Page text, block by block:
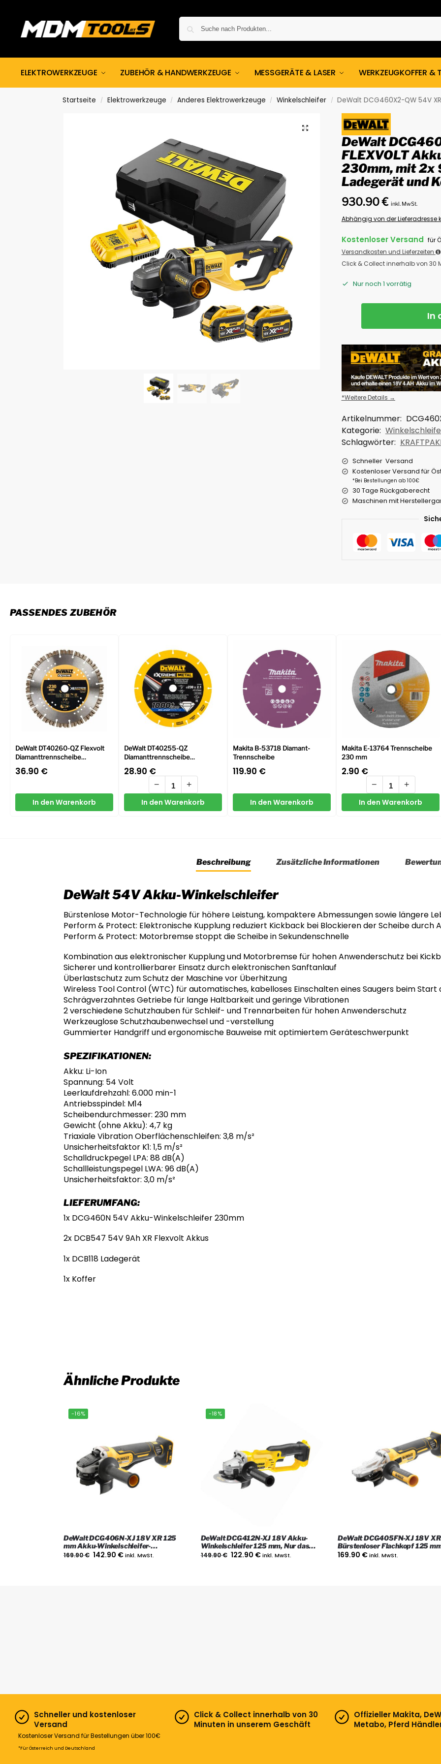
ELEKTROWERKZEUGE ZUBEHÖR & HANDWERKZEUGE MESSGERÄTE & LASER WERKZEUGKOFFER &
Startseite / Elektrowerkzeuge / Anderes Elektrowerkzeuge / Winkelschleifer / DeWalt DCG460X2-QW 54V XR FLEXVOLT
DeWalt
FLEXVOLT
230mm, mit 2x
Ladegerät und
930.90€ inkl. MwSt.
Abhängig von der Lieferadresse
Kostenloser Versand für
Versandkosten und Lieferzeiten
Click & Collect innerhalb von 30
Nur noch 1 vorrätig
In
*Weitere Details →
Artikelnummer:
Kategorie:
Schlagwörter:
Schneller Versand
Kostenloser Versand für
*Bei Bestellungen ab 100€
30 Tage Rückgaberecht
Maschinen mit
PASSENDES ZUBEHÖR
DeWalt DT40260-QZ Flexvolt
Diamanttrennscheibe
230/22.2mm
36.90 €
In den Warenkorb
DeWalt DT40255-QZ
Diamanttrennscheibe
230×1.5mm
28.90 €
−
+
In den Warenkorb
Makita B-53718 Diamant-
Trennscheibe
119.90 €
In den Warenkorb
Makita E-13764 Trennscheibe
230 mm
2.90 €
−
+
In den Warenkorb
Beschreibung Zusätzliche Informationen
DeWalt 54V Akku-Winkelschleifer
Bürstenlose Motor-Technologie für höhere Leistung, kompaktere Abmessungen sowie längere
Perform & Protect: Elektronische Kupplung reduziert Kickback bei Blockieren der Scheibe durch
Perform & Protect: Motorbremse stoppt die Scheibe in Sekundenschnelle
Kombination aus elektronischer Kupplung und Motorbremse für hohen Anwenderschutz bei
Sicherer und kontrollierbarer Einsatz durch elektronischen Sanftanlauf
Überlastschutz zum Schutz der Maschine vor Überhitzung
Wireless Tool Control (WTC) für automatisches, kabelloses Einschalten eines Saugers beim Start
Schrägverzahntes Getriebe für lange Haltbarkeit und geringe Vibrationen
2 verschiedene Schutzhauben für Schleif- und Trennarbeiten für hohen Anwenderschutz
Werkzeuglose Schutzhaubenwechsel und -verstellung
Gummierter Handgriff und ergonomische Bauweise mit optimiertem Geräteschwerpunkt
SPEZIFIKATIONEN:
Akku: Li-Ion
Spannung: 54 Volt
Leerlaufdrehzahl: 6.000 min-1
Antriebsspindel: M14
Scheibendurchmesser: 230 mm
Gewicht (ohne Akku): 4,7 kg
Triaxiale Vibration Oberflächenschleifen: 3,8 m/s²
Unsicherheitsfaktor K1: 1,5 m/s²
Schalldruckpegel LPA: 88 dB(A)
Schallleistungspegel LWA: 96 dB(A)
Unsicherheitsfaktor: 3,0 m/s²
LIEFERUMFANG:
1x DCG460N 54V Akku-Winkelschleifer 230mm
2x DCB547 54V 9Ah XR Flexvolt Akkus
1x DCB118 Ladegerät
1x Koffer
Ähnliche Produkte
-16%
DeWalt DCG406N-XJ 18V XR 125
mm Akku-Winkelschleifer-
Paddelschalter, Nur das Gerät
169.90€ 142.90 €inkl. MwSt.
-18%
DeWalt DCG412N-XJ 18V Akku-
Winkelschleifer 125 mm, Nur das
Gerät
149.90€ 122.90 € inkl. MwSt.
DeWalt DCG405FN-XJ 18V XR
Bürstenloser Flachkopf 125
Akku-Winkelschleifer, nur das
169.90 € inkl. MwSt.
Schneller und kostenloser
Versand
Kostenloser Versand für Bestellungen über 100€
*Für Österreich und Deutschland
Click & Collect innerhalb von 30
Minuten in unserem Geschäft
Offizieller Makita,
Metabo, Pferd